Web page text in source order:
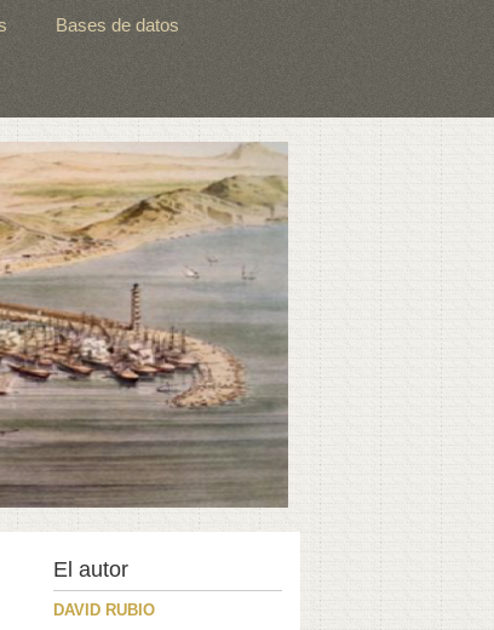
Bases de datos
El autor
DAVID RUBIO